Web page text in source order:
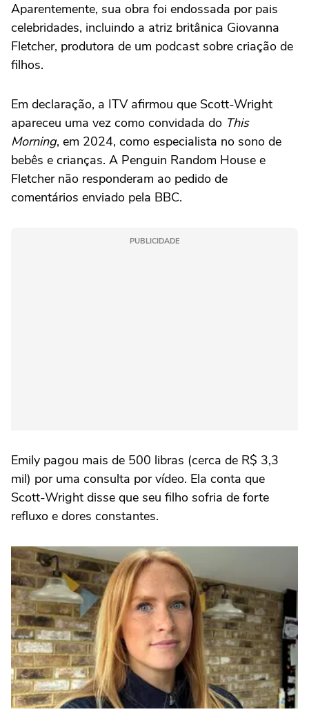
Aparentemente, sua obra foi endossada por pais
celebridades, incluindo a atriz britânica Giovanna
Fletcher, produtora de um podcast sobre criação de
filhos.
Em declaração, a ITV afirmou que Scott-Wright
apareceu uma vez como convidada do This
Morning, em 2024, como especialista no sono de
bebês e crianças. A Penguin Random House e
Fletcher não responderam ao pedido de
comentários enviado pela BBC.
PUBLICIDADE
Emily pagou mais de 500 libras (cerca de R$ 3,3
mil) por uma consulta por vídeo. Ela conta que
Scott-Wright disse que seu filho sofria de forte
refluxo e dores constantes.